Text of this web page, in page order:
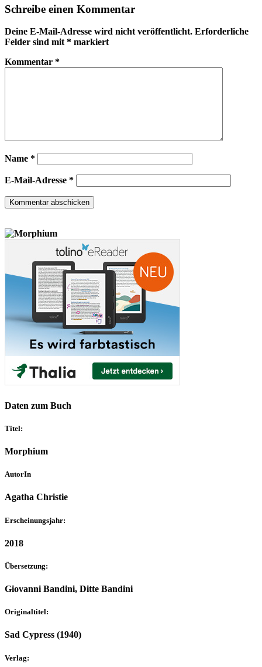
Schreibe einen Kommentar
Deine E-Mail-Adresse wird nicht veröffentlicht. Erforderliche
Felder sind mit* markiert
Kommentar *
Name *
E-Mail-Adresse *
Daten zum Buch
Titel:
Morphium
AutorIn
Agatha Christie
Erscheinungsjahr:
2018
Übersetzung:
Giovanni Bandini, Ditte Bandini
Originaltitel:
Sad Cypress (1940)
Verlag: